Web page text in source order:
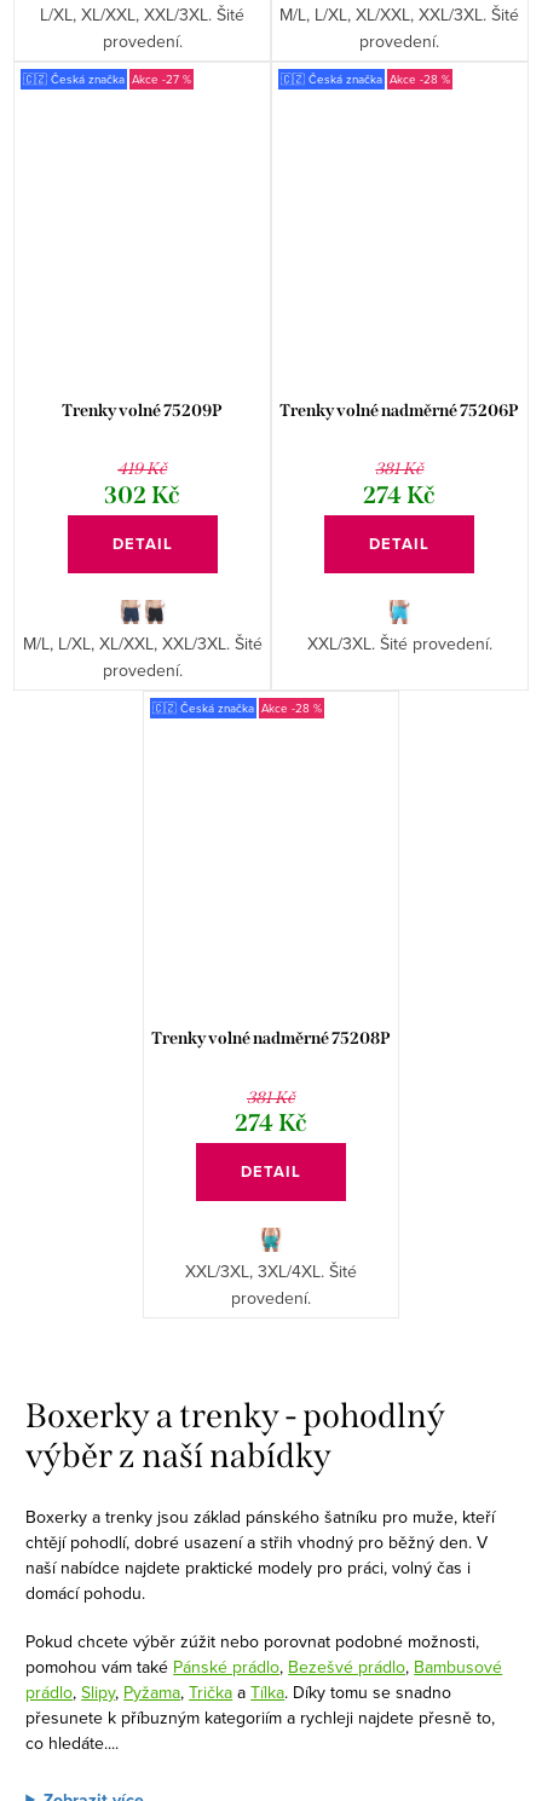
L/XL, XL/XXL, XXL/3XL. Šité
provedení.
M/L, L/XL, XL/XXL, XXL/3XL. Šité
provedení.
🇨🇿 Česká značka -27 %
Trenky volné 75209P
419 Kč
302 Kč
DETAIL
M/L, L/XL, XL/XXL, XXL/3XL. Šité
provedení.
🇨🇿 Česká značka -28 %
Trenky volné nadměrné 75206P
381 Kč
274 Kč
DETAIL
XXL/3XL. Šité provedení.
🇨🇿 Česká značka -28 %
Trenky volné nadměrné 75208P
381 Kč
274 Kč
DETAIL
XXL/3XL, 3XL/4XL. Šité
provedení.
v
l
á
a
c
í
r
v
k
y
Boxerky a trenky - pohodlný
výběr z naší nabídky
Boxerky a trenky jsou základ pánského šatníku pro muže, kteří
chtějí pohodlí, dobré usazení a střih vhodný pro běžný den. V
naší nabídce najdete praktické modely pro práci, volný čas i
domácí pohodu.
Pokud chcete výběr zúžit nebo porovnat podobné možnosti,
pomohou vám také Pánské prádlo, Bezešvé prádlo, Bambusové
prádlo,Slipy, Pyžama,Trička aTílka. Díky tomu se snadno
přesunete k příbuzným kategoriím a rychleji najdete přesně to,
co hledáte....